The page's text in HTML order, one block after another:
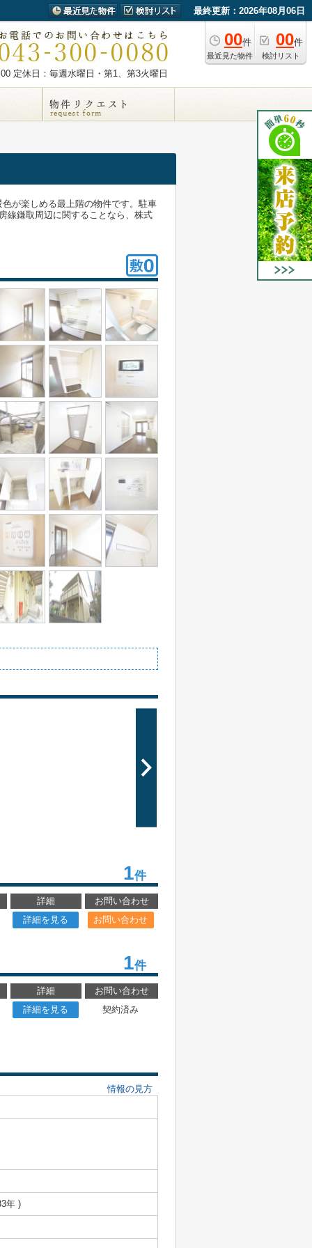
最終更新：2026年08月06日
00件
最近見た物件
00件
検討リスト
定休日：毎週水曜日・第1、第3火曜日
が楽しめる最上階の物件です。駐車
線鎌取周辺に関することなら、株式
1件
詳細
お問い合わせ
詳細を見る お問い合わせ
1件
詳細
お問い合わせ
詳細を見る
契約済み
情報の見方
年 )